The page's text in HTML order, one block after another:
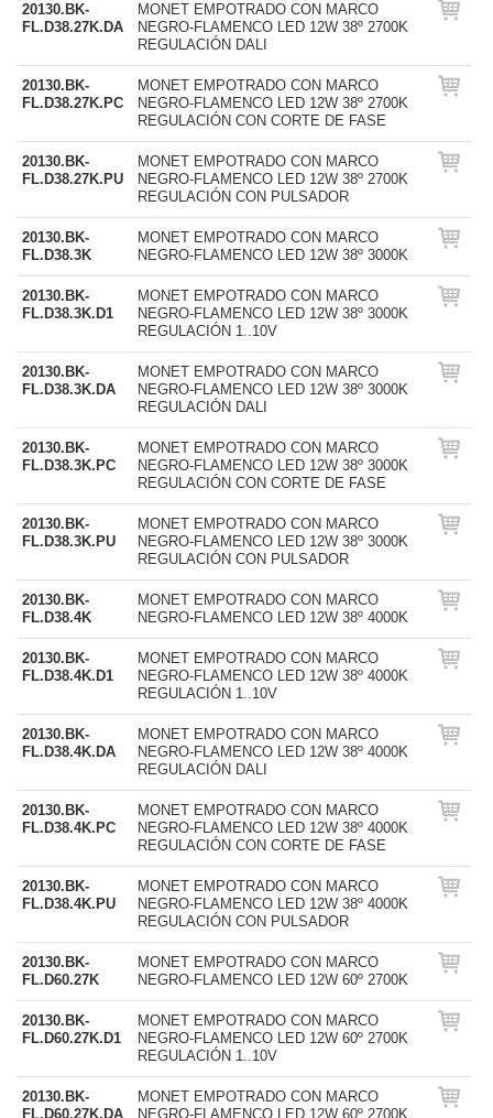
20130.BK-
FL.D38.27K.DA
MONET EMPOTRADO CON MARCO
NEGRO-FLAMENCO LED 12W 38º 2700K
REGULACIÓN DALI
20130.BK-
FL.D38.27K.PC
MONET EMPOTRADO CON MARCO
NEGRO-FLAMENCO LED 12W 38º 2700K
REGULACIÓN CON CORTE DE FASE
20130.BK-
FL.D38.27K.PU
MONET EMPOTRADO CON MARCO
NEGRO-FLAMENCO LED 12W 38º 2700K
REGULACIÓN CON PULSADOR
20130.BK-
FL.D38.3K
MONET EMPOTRADO CON MARCO
NEGRO-FLAMENCO LED 12W 38º 3000K
20130.BK-
FL.D38.3K.D1
MONET EMPOTRADO CON MARCO
NEGRO-FLAMENCO LED 12W 38º 3000K
REGULACIÓN 1..10V
20130.BK-
FL.D38.3K.DA
MONET EMPOTRADO CON MARCO
NEGRO-FLAMENCO LED 12W 38º 3000K
REGULACIÓN DALI
20130.BK-
FL.D38.3K.PC
MONET EMPOTRADO CON MARCO
NEGRO-FLAMENCO LED 12W 38º 3000K
REGULACIÓN CON CORTE DE FASE
20130.BK-
FL.D38.3K.PU
MONET EMPOTRADO CON MARCO
NEGRO-FLAMENCO LED 12W 38º 3000K
REGULACIÓN CON PULSADOR
20130.BK-
FL.D38.4K
MONET EMPOTRADO CON MARCO
NEGRO-FLAMENCO LED 12W 38º 4000K
20130.BK-
FL.D38.4K.D1
MONET EMPOTRADO CON MARCO
NEGRO-FLAMENCO LED 12W 38º 4000K
REGULACIÓN 1..10V
20130.BK-
FL.D38.4K.DA
MONET EMPOTRADO CON MARCO
NEGRO-FLAMENCO LED 12W 38º 4000K
REGULACIÓN DALI
20130.BK-
FL.D38.4K.PC
MONET EMPOTRADO CON MARCO
NEGRO-FLAMENCO LED 12W 38º 4000K
REGULACIÓN CON CORTE DE FASE
20130.BK-
FL.D38.4K.PU
MONET EMPOTRADO CON MARCO
NEGRO-FLAMENCO LED 12W 38º 4000K
REGULACIÓN CON PULSADOR
20130.BK-
FL.D60.27K
MONET EMPOTRADO CON MARCO
NEGRO-FLAMENCO LED 12W 60º 2700K
20130.BK-
FL.D60.27K.D1
MONET EMPOTRADO CON MARCO
NEGRO-FLAMENCO LED 12W 60º 2700K
REGULACIÓN 1..10V
20130.BK-
FL.D60.27K.DA
MONET EMPOTRADO CON MARCO
NEGRO-FLAMENCO LED 12W 60º 2700K